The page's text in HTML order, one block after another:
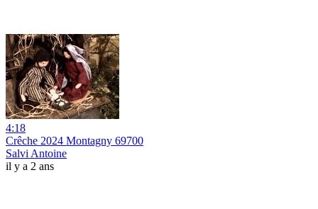
4:18
Crêche 2024 Montagny 69700
Salvi Antoine
il y a 2 ans